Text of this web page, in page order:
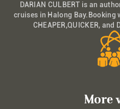
DARIAN CULBERT is an
cruises in Halong Bay.Booking
CHEAPER,QUICKER, and
More